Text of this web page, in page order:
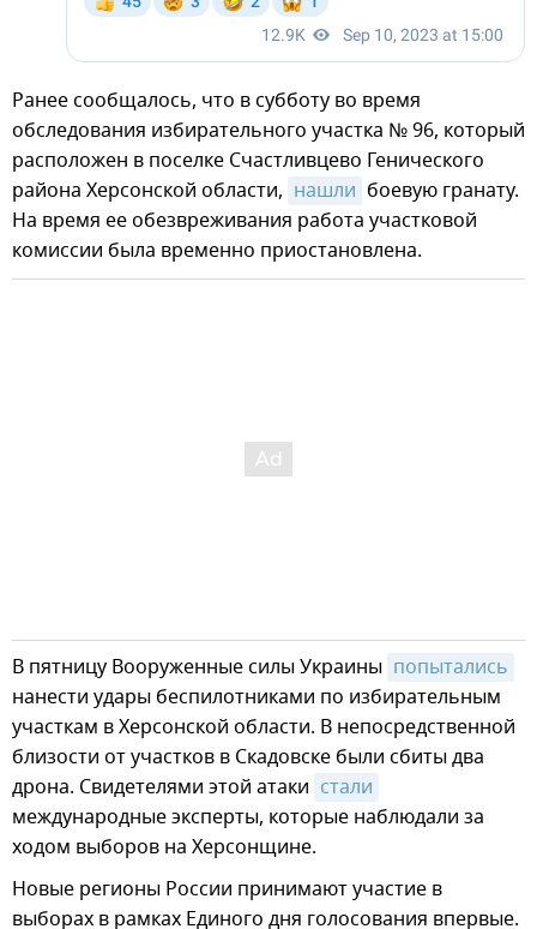
Ранее сообщалось, что в субботу во время
обследования избирательного участка № 96, который
расположен в поселке Счастливцево Генического
района Херсонской области, нашли боевую гранату.
На время ее обезвреживания работа участковой
комиссии была временно приостановлена.
В пятницу Вооруженные силы Украины попытались
нанести удары беспилотниками по избирательным
участкам в Херсонской области. В непосредственной
близости от участков в Скадовске были сбиты два
дрона. Свидетелями этой атаки стали
международные эксперты, которые наблюдали за
ходом выборов на Херсонщине.
Новые регионы России принимают участие в
выборах в рамках Единого дня голосования впервые.